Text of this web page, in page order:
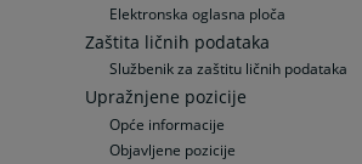
Elektronska oglasna ploča
Zaštita ličnih podataka
Službenik za zaštitu ličnih podataka
Upražnjene pozicije
Opće informacije
Objavljene pozicije